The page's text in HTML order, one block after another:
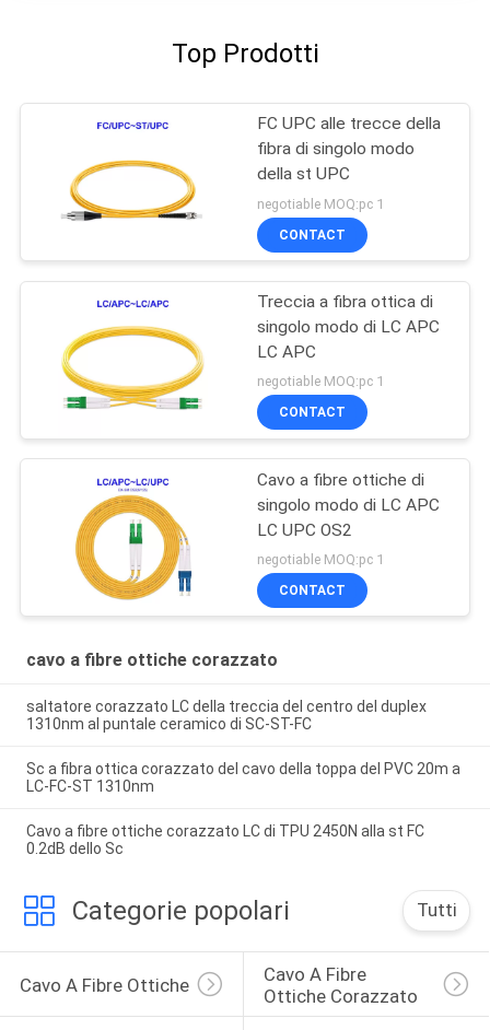
Top Prodotti
FC UPC alle trecce della
fibra di singolo modo
della st UPC
negotiable MOQ:pc 1
CONTACT
Treccia a fibra ottica di
singolo modo di LC APC
LC APC
negotiable MOQ:pc 1
CONTACT
Cavo a fibre ottiche di
singolo modo di LC APC
LC UPC OS2
negotiable MOQ:pc 1
CONTACT
cavo a fibre ottiche corazzato
saltatore corazzato LC della treccia del centro del duplex
1310nm al puntale ceramico di SC-ST-FC
Sc a fibra ottica corazzato del cavo della toppa del PVC 20m a
LC-FC-ST 1310nm
Cavo a fibre ottiche corazzato LC di TPU 2450N alla st FC
0.2dB dello Sc
Categorie popolari Tutti
Cavo A Fibre Ottiche
Cavo A Fibre
Ottiche Corazzato